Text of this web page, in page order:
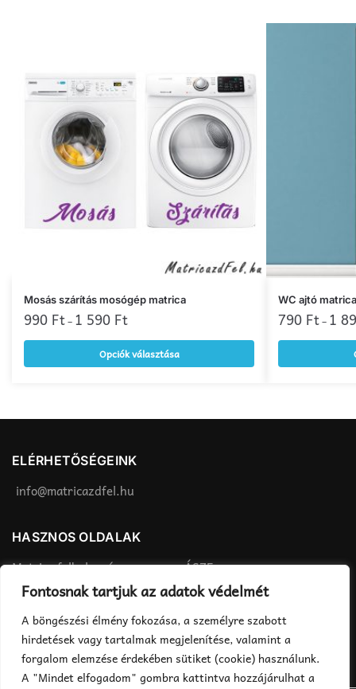
Fontosnak tartjuk az adatok védelmét
A böngészési élmény fokozása, a személyre szabott
hirdetések vagy tartalmak megjelenítése, valamint a
forgalom elemzése érdekében sütiket (cookie) használunk.
A "Mindet elfogadom" gombra kattintva hozzájárulhat a
Mosás szárítás mosógép matrica
990 Ft– 1 590 Ft
Opciók választása
Ennek
a
terméknek
a
termékoldalon
választhatók
WC ajtó
790 Ft– 1
Ennek
a
terméknek
ELÉRHETŐSÉGEINK
info@matricazdfel.hu
HASZNOS OLDALAK
Matrica felhelyezés
Rendelés menete
Fizetés, szállítás
ÁSZF
Adatvédelmi tájékoztató